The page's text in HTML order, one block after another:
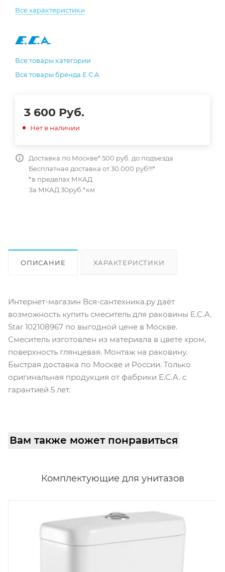
Все характеристики
Все товары категории
Все товары бренда E.C.A.
3 600 Руб.
Нет в наличии
Доставка по Москве* 500 руб. до подъезда
Бесплатная доставка от 30.000 руб!!!*
*в пределах МКАД
За МКАД 30руб.*км
ОПИСАНИЕ ХАРАКТЕРИСТИКИ
Интернет-магазин Вся-сантехника.ру даёт
возможность купить смеситель для раковины E.C.A.
Star 102108967 по выгодной цене в Москве.
Смеситель изготовлен из материала в цвете хром,
поверхность глянцевая. Монтаж на раковину.
Быстрая доставка по Москве и России. Только
оригинальная продукция от фабрики E.C.A. с
гарантией 5 лет.
Вам также может понравиться
Комплектующие для унитазов